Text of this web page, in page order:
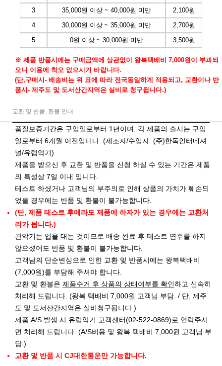
3
35,000원 이상 ~ 40,000원 미만
2,100원
4
30,000원 이상 ~ 35,000원 미만
2,700원
5
0원 이상 ~ 30,000원 미만 3,500원
※ 제품 반품시에는 구매금액에 상관없이 왕복택배비 7,000원이 부과되
오니 이용에 착오 없으시기 바랍니다.
(단,구매시- 배송비는 위 표에 따라 전국동일하게 적용되고, 교환이나 반
품시- 제주도 및 도서산간지역은 실비로 청구됩니다.)
교환 및 반품, 환불 안내
품질보증기간은 구입일로부터 1년이며, 각 제품의 출시는 구입
일로부터 6개월 이전입니다. (제조자/수입자: (주)한독인터네셔
널/유럽악기)
제품을 받으신 후 교환 및 반품을 신청 하실 수 있는 기간은 제품
의 특성상 7일 이내 입니다.
테스트 하셨거나 고객님의 부주의로 인해 상품의 가치가 훼손되
었을 경우에는 반품 및 환불이 불가능합니다.
(단, 제품 테스트 후에라도 제품에 하자가 있는 경우에는 교환처
리가 됩니다.)
관악기는 입을 대는 것이므로 배송 완료 후 테스트 연주를 하지
않으셨어도 반품 및 환불이 불가능합니다.
고객님의 단순변심으로 인한 교환 및 반품시에는 왕복택배비
(7,000원)를 부담해 주셔야 합니다.
교환 및 환불은 제품수거 후 상품의 상태여부를 확인하고 신속히
처리해 드립니다. (왕복 택배비 7,000원 고객님 부담. / 단, 제주
도 및 도서산간지역은 실비청구됩니다.)
제품 A/S 발생 시 유럽악기 고객센터(02-522-0869)로 연락주시
면 처리해 드립니다. (A/S비용 및 왕복 택배비 7,000원 고객님 부
담.)
교환 및 반품 시 CJ대한통운만 가능합니다.